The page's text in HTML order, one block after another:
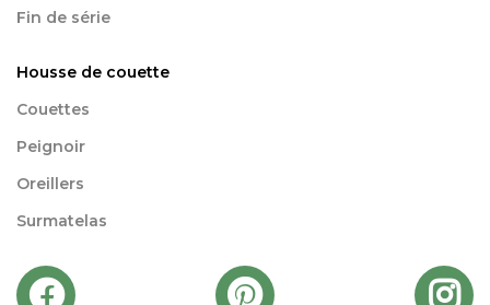
Fin de série
Housse de couette
Couettes
Peignoir
Oreillers
Surmatelas